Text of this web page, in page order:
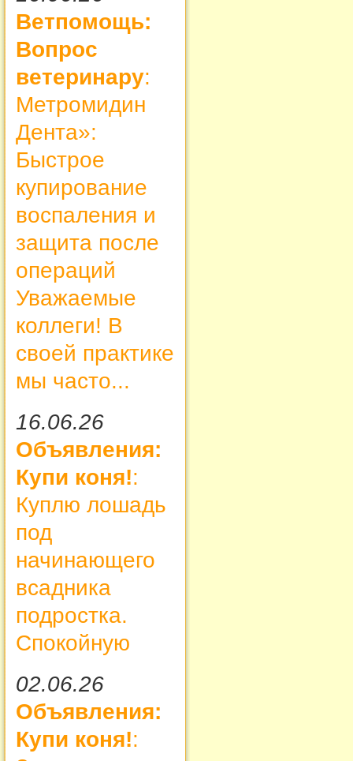
Ветпомощь:
Вопрос
ветеринару:
Метромидин
Дента»:
Быстрое
купирование
воспаления и
защита после
операций
Уважаемые
коллеги! В
своей практике
мы часто...
16.06.26
Объявления:
Купи коня!:
Куплю лошадь
под
начинающего
всадника
подростка.
Спокойную
02.06.26
Объявления:
Купи коня!: